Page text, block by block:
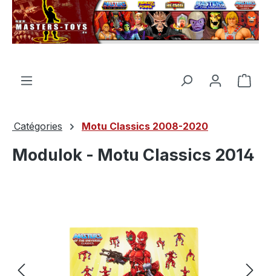
principal
Le
Catégories Motu Classics 2008-2020
Modulok - Motu Classics 2014